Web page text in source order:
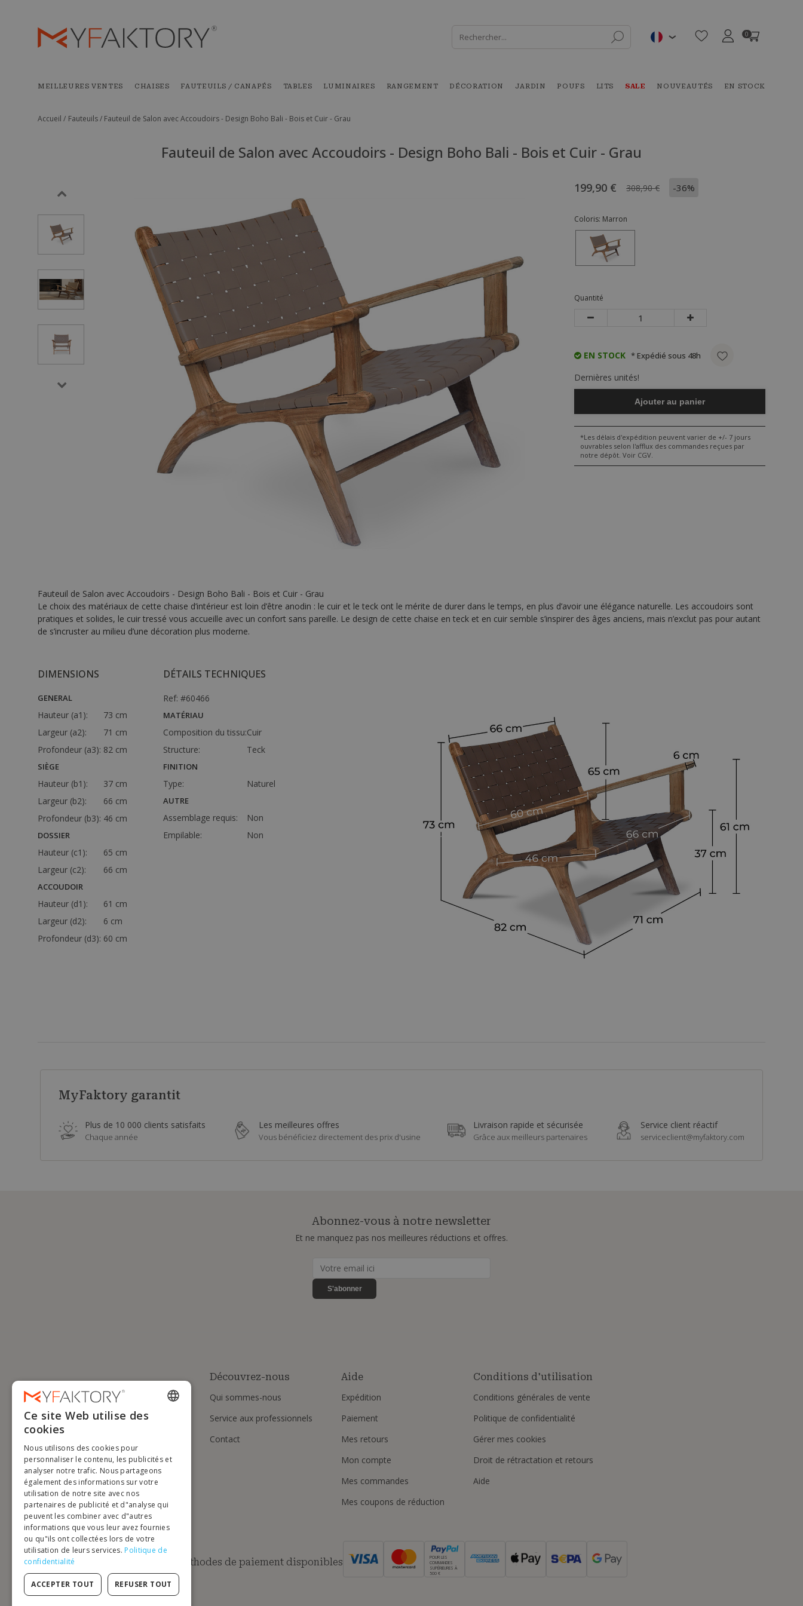
0
MEILLEURES VENTES CHAISES FAUTEUILS / CANAPÉS TABLES LUMINAIRES RANGEMENT DÉCORATION JARDIN POUFS LITS SALE NOUVEAUTÉS EN STOCK
Accueil / Fauteuils / Fauteuil de Salon avec Accoudoirs - Design Boho Bali - Bois et Cuir - Grau
Fauteuil de Salon avec Accoudoirs - Design Boho Bali - Bois et Cuir - Grau
199,90 € 308,90 € -36%
Coloris: Marron
Quantité
EN STOCK * Expédié sous 48h
Dernières unités!
Ajouter au panier
*Les délais d'expédition peuvent varier de +/- 7 jours
ouvrables selon l'afflux des commandes reçues par
notre dépôt. Voir CGV.
Fauteuil de Salon avec Accoudoirs - Design Boho Bali - Bois et Cuir - Grau
Le choix des matériaux de cette chaise d’intérieur est loin d’être anodin : le cuir et le teck ont le mérite de durer dans le temps, en plus d’avoir une élégance naturelle. Les accoudoirs sont
pratiques et solides, le cuir tressé vous accueille avec un confort sans pareille. Le design de cette chaise en teck et en cuir semble s’inspirer des âges anciens, mais n’exclut pas pour autant
de s’incruster au milieu d’une décoration plus moderne.
DIMENSIONS
GENERAL
Hauteur (a1):
73 cm
Largeur (a2):
71 cm
Profondeur (a3): 82 cm
SIÈGE
Hauteur (b1):
37 cm
Largeur (b2):
66 cm
Profondeur (b3): 46 cm
DOSSIER
Hauteur (c1):
65 cm
Largeur (c2):
66 cm
ACCOUDOIR
Hauteur (d1):
61 cm
Largeur (d2):
6 cm
Profondeur (d3): 60 cm
DÉTAILS TECHNIQUES
Ref: #60466
MATÉRIAU
Composition du tissu:Cuir
Structure:
Teck
FINITION
Type: Naturel
AUTRE
Assemblage requis:
Non
Empilable:
Non
MyFaktory garantit
Plus de 10 000 clients satisfaits
Chaque année
Les meilleures offres
Vous bénéficiez directement des prix d'usine
Livraison rapide et sécurisée
Grâce aux meilleurs partenaires
Service client réactif
serviceclient@myfaktory.com
Abonnez-vous à notre newsletter
Et ne manquez pas nos meilleures réductions et offres.
S'abonner
Découvrez-nous
Qui sommes-nous
Service aux professionnels
Contact
Aide
Expédition
Paiement
Mes retours
Mon compte
Mes commandes
Mes coupons de réduction
Conditions d'utilisation
Conditions générales de vente
Politique de confidentialité
Gérer mes cookies
Droit de rétractation et retours
Aide
Méthodes de paiement disponibles
POUR LES
COMMANDES
SUPÉRIEURES À
500 €
ENGLISH
DUTCH
GERMAN
PORTUGUESE
SPANISH
Ce site Web utilise des
cookies
Nous utilisons des cookies pour
personnaliser le contenu, les publicités et
analyser notre trafic. Nous partageons
également des informations sur votre
utilisation de notre site avec nos
partenaires de publicité et d"analyse qui
peuvent les combiner avec d"autres
informations que vous leur avez fournies
ou qu"ils ont collectées lors de votre
utilisation de leurs services. Politique de
confidentialité
ACCEPTER TOUT REFUSER TOUT